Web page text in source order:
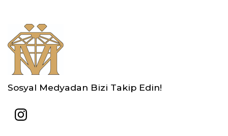
Sosyal Medyadan Bizi Takip Edin!